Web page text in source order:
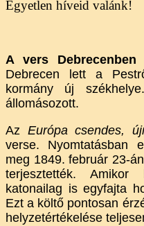
Egyetlen híveid valánk!
A vers Debrecenben
Debrecen lett a
kormány új
állomásozott.
Az Európa csendes,
verse. Nyomtatásban
meg 1849. február 23-
terjesztették. Amikor
katonailag is egyfajta
Ezt a költő pontosan
helyzetértékelése